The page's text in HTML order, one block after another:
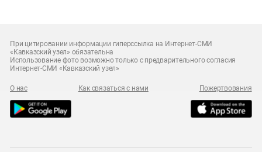
При цитировании информации гиперссылка на Интернет-СМИ
«Кавказский узел» обязательна
Использование фото возможно только с предварительного согласия
Интернет-СМИ «Кавказский узел»
О нас Как связаться с нами Пожертвования